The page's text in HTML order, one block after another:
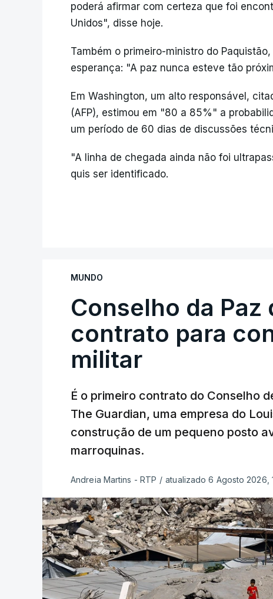
poderá afirmar com certeza que foi
Unidos", disse hoje.
Também o primeiro-ministro do
esperança: "A paz nunca esteve tão
Em Washington, um alto responsável,
(AFP), estimou em "80 a 85%" a
um período de 60 dias de discussões
"A linha de chegada ainda não foi
quis ser identificado.
MUNDO
Conselho da
contrato para
militar
É o primeiro contrato do Conselho
The Guardian, uma empresa do
construção de um pequeno posto
marroquinas.
Andreia Martins - RTP / atualizado 6 Agosto 2026,